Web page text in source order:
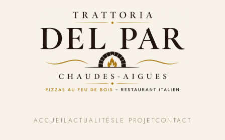
ACCUEILACTUALITÉS LE PROJETCONTACT